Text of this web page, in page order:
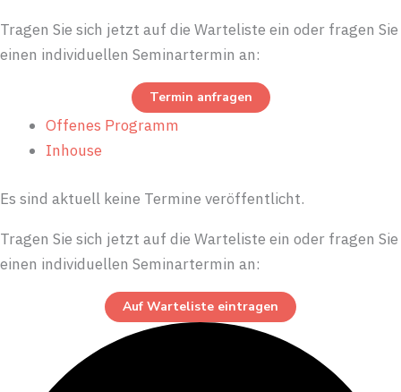
Tragen Sie sich jetzt auf die Warteliste ein oder fragen Sie
einen individuellen Seminartermin an:
Termin anfragen
Offenes Programm
Inhouse
Es sind aktuell keine Termine veröffentlicht.
Tragen Sie sich jetzt auf die Warteliste ein oder fragen Sie
einen individuellen Seminartermin an:
Auf Warteliste eintragen